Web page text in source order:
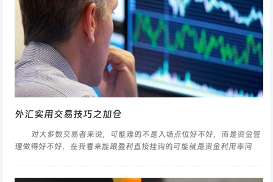
外汇实用交易技巧之加仓
对大多数交易者来说，可能难的不是入场点位好不好，而是资金管
理做得好不好，在我看来能跟盈利直接挂钩的可能就是资金利用率问